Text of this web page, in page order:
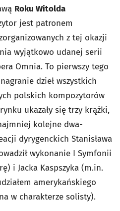
Roku Witolda
jest patronem
z tej okazji
wyjątkowo udanej serii
Omnia. To pierwszy tego
dzieł wszystkich
polskich kompozytorów
ukazały się trzy krążki,
kolejne dwa-
dyrygenckich Stanisława
wykonanie I Symfonii
i Jacka Kaspszyka (m.in.
amerykańskiego
w charakterze solisty).